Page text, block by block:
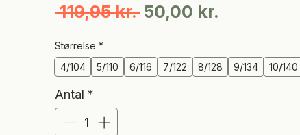
119,95 kr. Regulær
50,00 kr.
Størrelse *
4/104
5/110 6/116 7/122 8/128 9/134 10/140
Antal *